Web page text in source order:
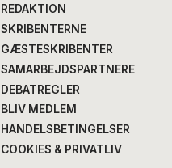
REDAKTION
SKRIBENTERNE
GÆSTESKRIBENTER
SAMARBEJDSPARTNERE
DEBATREGLER
BLIV MEDLEM
HANDELSBETINGELSER
COOKIES & PRIVATLIV